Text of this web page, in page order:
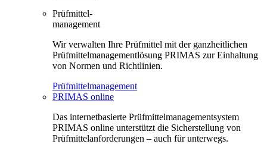
Prüfmittel-
management
Wir verwalten Ihre Prüfmittel mit der ganzheitlichen
Prüfmittelmanagementlösung PRIMAS zur Einhaltung
von Normen und Richtlinien.
Prüfmittelmanagement
PRIMAS online
Das internetbasierte Prüfmittelmanagementsystem
PRIMAS online unterstützt die Sicherstellung von
Prüfmittelanforderungen – auch für unterwegs.